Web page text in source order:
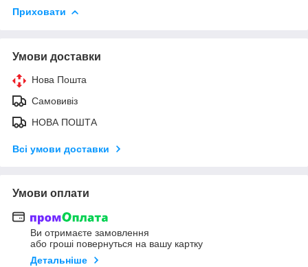
Приховати
Умови доставки
Нова Пошта
Самовивіз
НОВА ПОШТА
Всі умови доставки
Умови оплати
Ви отримаєте замовлення
або гроші повернуться на вашу картку
Детальніше